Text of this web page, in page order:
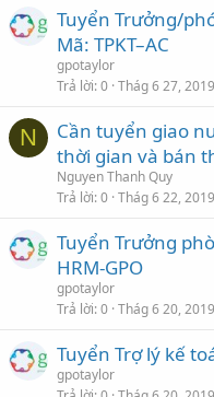
Tuyển Trưởng/
Mã: TPKT–AC
gpotaylor
Trả lời 0 Thág 6 27, 2019
N
Cần tuyển giao
thời gian và bán
Nguyen Thanh Quy
Trả lời 0 Thág 6 22, 2019
Tuyển Trưởng
HRM-GPO
gpotaylor
Trả lời 0 Thág 6 20, 2019
Tuyển Trợ lý kế
gpotaylor